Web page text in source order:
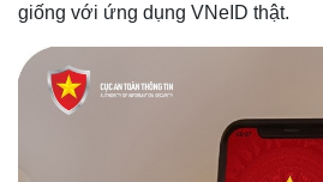
giống với ứng dụng VNeID thật.